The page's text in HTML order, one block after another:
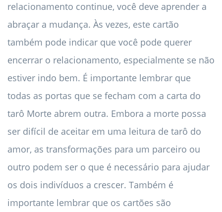
relacionamento continue, você deve aprender a
abraçar a mudança. Às vezes, este cartão
também pode indicar que você pode querer
encerrar o relacionamento, especialmente se não
estiver indo bem. É importante lembrar que
todas as portas que se fecham com a carta do
tarô Morte abrem outra. Embora a morte possa
ser difícil de aceitar em uma leitura de tarô do
amor, as transformações para um parceiro ou
outro podem ser o que é necessário para ajudar
os dois indivíduos a crescer. Também é
importante lembrar que os cartões são